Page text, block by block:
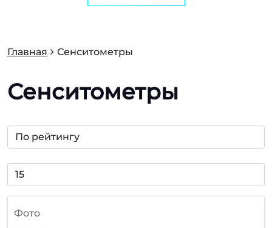
Главная Сенситометры
Сенситометры
Фото